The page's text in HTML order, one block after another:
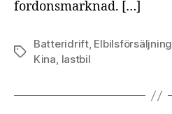
fordonsmarknad. […]
Etiketter
Batteridrift, Elbilsförsäljning
Kina, lastbil